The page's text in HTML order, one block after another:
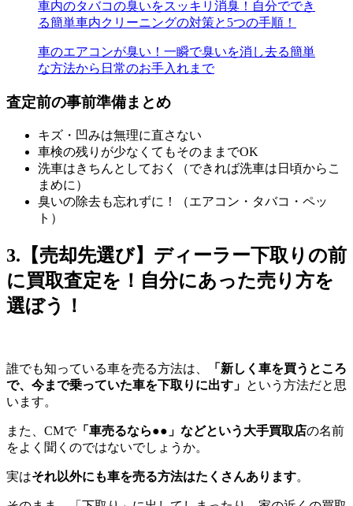
車内のタバコの臭いをスッキリ消臭！自分ででき
る簡単車内クリーニングの対策と5つの手順！
車のエアコンが臭い！一瞬で臭いを消し去る簡単
な方法から日常のお手入れまで
査定前の事前準備まとめ
キズ・凹みは無理に直さない
車検の残りが少なくてもそのままでOK
洗車はきちんとしておく（できれば洗車は日頃からこ
まめに）
臭いの除去も忘れずに！（エアコン・タバコ・ペッ
ト）
3.【売却先選び】ディーラー下取りの前
に買取査定を！自分にあった売り方を
選ぼう！
誰でも知っている車を売る方法は、
「新しく車を買うところ
で、今まで乗っていた車を下取りに出す」 という方法だと思
います。
また、CMで「車売るなら●●」などという大手買取店の名前
をよく聞くのではないでしょうか。
実はそれ以外にも車を売る方法はたくさんあります。